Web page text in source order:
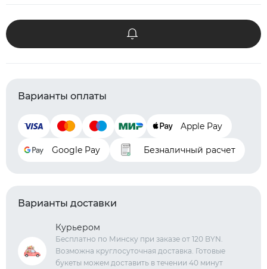
Варианты оплаты
Apple Pay
Google Pay Безналичный расчет
Варианты доставки
Курьером
Бесплатно по Минску при заказе от 120 BYN.
Возможна круглосуточная доставка. Готовые
букеты можем доставить в течении 40 минут